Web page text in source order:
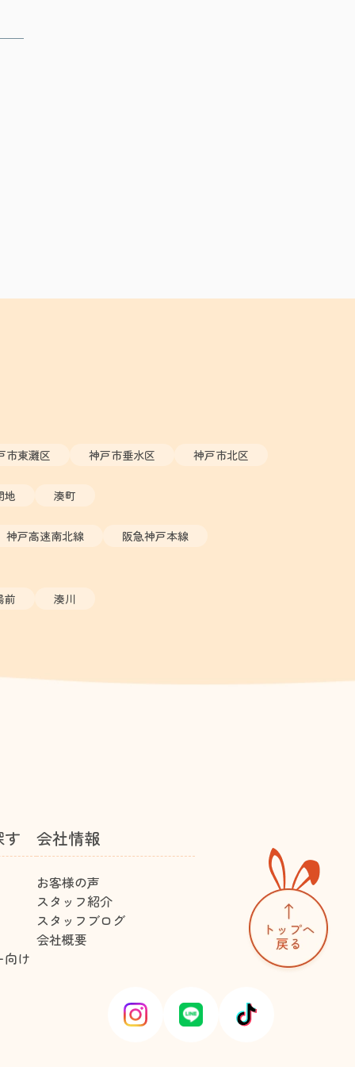
市東灘区 神戸市垂水区 神戸市北区
地 湊町
神戸高速南北線 阪急神戸本線
前 湊川
向け
会社情報
お客様の声
スタッフ紹介
スタッフブログ
会社概要